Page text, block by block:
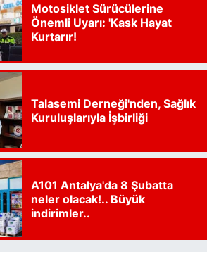
Motosiklet Sürücülerine
Önemli Uyarı: 'Kask Hayat
Kurtarır!
Talasemi Derneği'nden, Sağlık
Kuruluşlarıyla İşbirliği
A101 Antalya'da 8 Şubatta
neler olacak!.. Büyük
indirimler..